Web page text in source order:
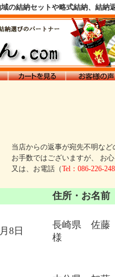
の結納セットや略式結納、結
当店からの返事が宛先不明な
お手数ではございますが、 お
又は、お電話（Tel：086-226-
住所・お名前
8日
長崎県 佐
様